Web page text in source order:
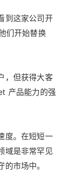
到这家公司开
们开始替换
，但获得大客
产品能力的强
度。在短短一
域是非常罕见
市场中。